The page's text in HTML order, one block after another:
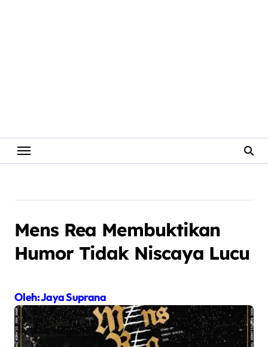
Mens Rea Membuktikan
Humor Tidak Niscaya Lucu
Oleh: Jaya Suprana